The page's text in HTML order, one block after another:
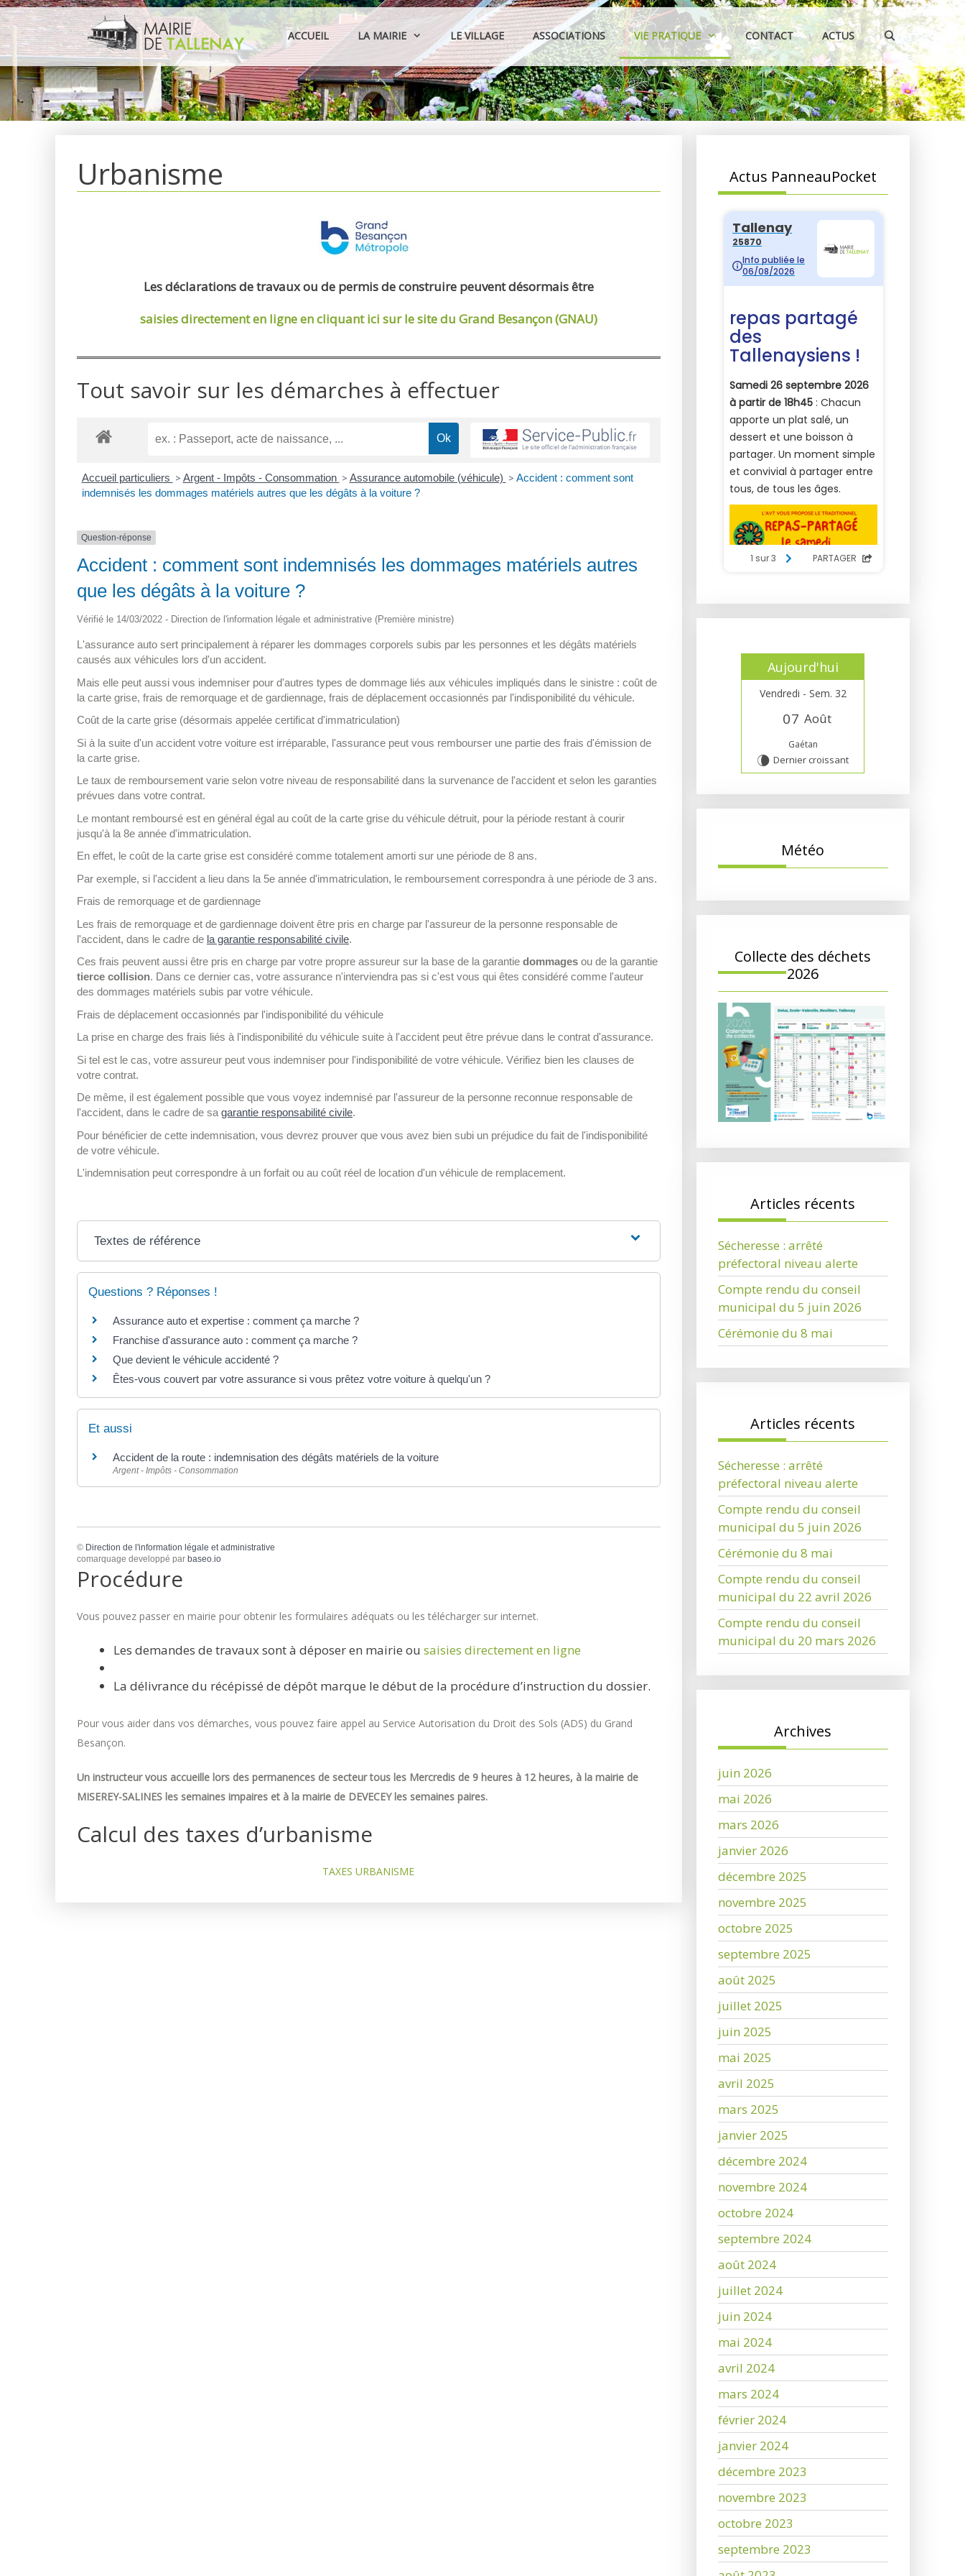
Aller
au
contenu
ACCUEIL LA MAIRIE LE VILLAGE ASSOCIATIONS VIE PRATIQUE CONTACT ACTUS
Urbanisme
Les déclarations de travaux ou de permis de construire peuvent désormais être
saisies directement en ligneen cliquant ici sur le site du Grand Besançon (GNAU)
Tout savoir sur les démarches à effectuer
Accueil particuliers > Argent - Impôts - Consommation > Assurance automobile (véhicule) > Accident : comment sont
indemnisés les dommages matériels autres que les dégâts à la voiture ?
Question-réponse
Accident : comment sont indemnisés les dommages matériels autres
que les dégâts à la voiture ?
Vérifié le 14/03/2022 - Direction de l'information légale et administrative (Première ministre)
L'assurance auto sert principalement à réparer les dommages corporels subis par les personnes et les dégâts matériels
causés aux véhicules lors d'un accident.
Mais elle peut aussi vous indemniser pour d'autres types de dommage liés aux véhicules impliqués dans le sinistre : coût de
la carte grise, frais de remorquage et de gardiennage, frais de déplacement occasionnés par l'indisponibilité du véhicule.
Coût de la carte grise (désormais appelée certificat d'immatriculation)
Si à la suite d'un accident votre voiture est irréparable, l'assurance peut vous rembourser une partie des frais d'émission de
la carte grise.
Le taux de remboursement varie selon votre niveau de responsabilité dans la survenance de l'accident et selon les garanties
prévues dans votre contrat.
Le montant remboursé est en général égal au coût de la carte grise du véhicule détruit, pour la période restant à courir
jusqu'à la 8e année d'immatriculation.
En effet, le coût de la carte grise est considéré comme totalement amorti sur une période de 8 ans.
Par exemple, si l'accident a lieu dans la 5e année d'immatriculation, le remboursement correspondra à une période de 3 ans.
Frais de remorquage et de gardiennage
Les frais de remorquage et de gardiennage doivent être pris en charge par l'assureur de la personne responsable de
l'accident, dans le cadre de la garantie responsabilité civile.
Ces frais peuvent aussi être pris en charge par votre propre assureur sur la base de la garantie dommages ou de la garantie
tierce collision. Dans ce dernier cas, votre assurance n'interviendra pas si c'est vous qui êtes considéré comme l'auteur
des dommages matériels subis par votre véhicule.
Frais de déplacement occasionnés par l'indisponibilité du véhicule
La prise en charge des frais liés à l'indisponibilité du véhicule suite à l'accident peut être prévue dans le contrat d'assurance.
Si tel est le cas, votre assureur peut vous indemniser pour l'indisponibilité de votre véhicule. Vérifiez bien les clauses de
votre contrat.
De même, il est également possible que vous voyez indemnisé par l'assureur de la personne reconnue responsable de
l'accident, dans le cadre de sa garantie responsabilité civile.
Pour bénéficier de cette indemnisation, vous devrez prouver que vous avez bien subi un préjudice du fait de l'indisponibilité
de votre véhicule.
L'indemnisation peut correspondre à un forfait ou au coût réel de location d'un véhicule de remplacement.
Textes de référence
Questions ? Réponses !
Assurance auto et expertise : comment ça marche ?
Franchise d'assurance auto : comment ça marche ?
Que devient le véhicule accidenté ?
Êtes-vous couvert par votre assurance si vous prêtez votre voiture à quelqu'un ?
Et aussi
Accident de la route : indemnisation des dégâts matériels de la voiture
Argent - Impôts - Consommation
© Direction de l'information légale et administrative
comarquage developpé par baseo.io
Procédure
Vous pouvez passer en mairie pour obtenir les formulaires adéquats ou les télécharger sur internet.
Les demandes de travaux sont à déposer en mairie ou saisies directement en ligne
La délivrance du récépissé de dépôt marque le début de la procédure d’instruction du dossier.
Pour vous aider dans vos démarches, vous pouvez faire appel au Service Autorisation du Droit des Sols (ADS) du Grand
Besançon.
Un instructeur vous accueille lors des permanences de secteur tous les Mercredis de 9 heures à 12 heures, à la mairie de
MISEREY-SALINES les semaines impaires et à la mairie de DEVECEY les semaines paires.
Calcul des taxes d’urbanisme
TAXES URBANISME
Actus PanneauPocket
Aujourd'hui
Vendredi - Sem. 32
07 Août
Gaétan
V Dernier croissant
Météo
Collecte des déchets
2026
Articles récents
Sécheresse : arrêté
préfectoral niveau alerte
Compte rendu du conseil
municipal du 5 juin 2026
Cérémonie du 8 mai
Articles récents
Sécheresse : arrêté
préfectoral niveau alerte
Compte rendu du conseil
municipal du 5 juin 2026
Cérémonie du 8 mai
Compte rendu du conseil
municipal du 22 avril 2026
Compte rendu du conseil
municipal du 20 mars 2026
Archives
juin 2026
mai 2026
mars 2026
janvier 2026
décembre 2025
novembre 2025
octobre 2025
septembre 2025
août 2025
juillet 2025
juin 2025
mai 2025
avril 2025
mars 2025
janvier 2025
décembre 2024
novembre 2024
octobre 2024
septembre 2024
août 2024
juillet 2024
juin 2024
mai 2024
avril 2024
mars 2024
février 2024
janvier 2024
décembre 2023
novembre 2023
octobre 2023
septembre 2023